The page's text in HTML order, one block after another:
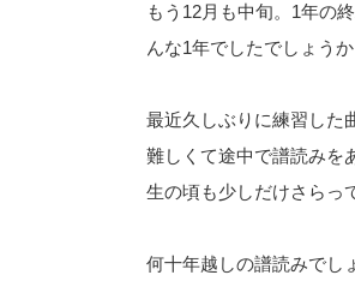
もう12月も中旬。1年の
んな1年でしたでしょうか
最近久しぶりに練習した
難しくて途中で譜読みを
生の頃も少しだけさらっ
何十年越しの譜読みでし